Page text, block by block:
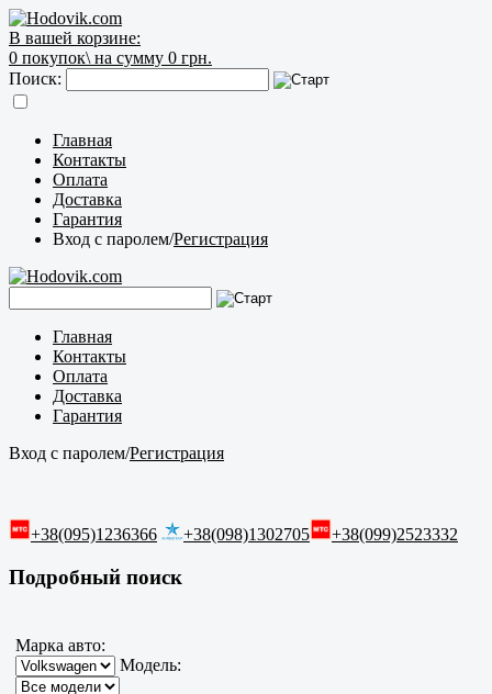
В вашей корзине:
0 покупок\ на сумму 0 грн.
Поиск:
Главная
Контакты
Оплата
Доставка
Гарантия
Вход с паролем/Регистрация
Главная
Контакты
Оплата
Доставка
Гарантия
Вход с паролем/Регистрация
+38(095)1236366 +38(098)1302705 +38(099)2523332
Подробный поиск
Марка авто:
Модель: